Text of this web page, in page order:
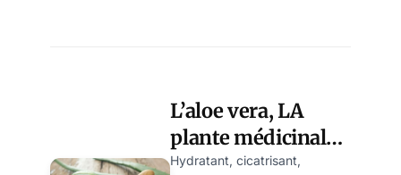
L’aloe vera, LA
plante médicinale
aux multiples
Hydratant, cicatrisant,